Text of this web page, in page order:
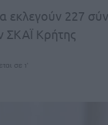
εκλεγούν 227
ΣΚΑΪ Κρήτης
σε 1'